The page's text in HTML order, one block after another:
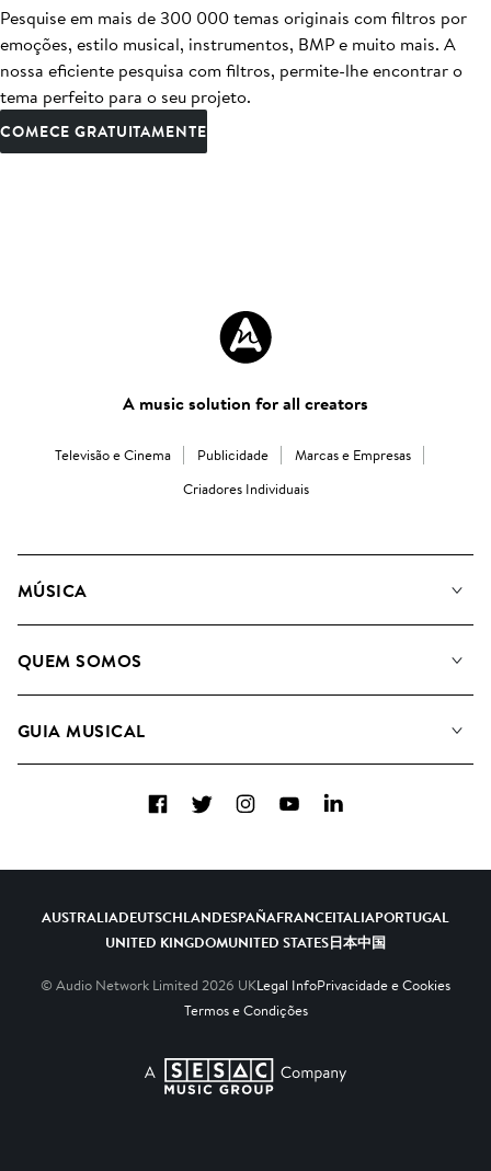
Pesquise em mais de 300 000 temas originais com filtros por
emoções, estilo musical, instrumentos, BMP e muito mais. A
nossa eficiente pesquisa com filtros, permite-lhe encontrar o
tema perfeito para o seu projeto.
COMECE GRATUITAMENTE
A music solution for all creators
Televisão e Cinema Publicidade
Marcas e Empresas
Criadores Individuais
MÚSICA
Pesquisar
QUEM SOMOS
Como usamos a IA
GUIA MUSICAL
FacebookTwitterInstagramYouTubeLinkedIn
AUSTRALIADEUTSCHLANDESPAÑAFRANCEITALIAPORTUGAL
UNITED KINGDOMUNITED STATES日本中国
© Audio Network Limited 2026 UKLegal InfoPrivacidade e Cookies
Termos e Condições
A SESAC Company